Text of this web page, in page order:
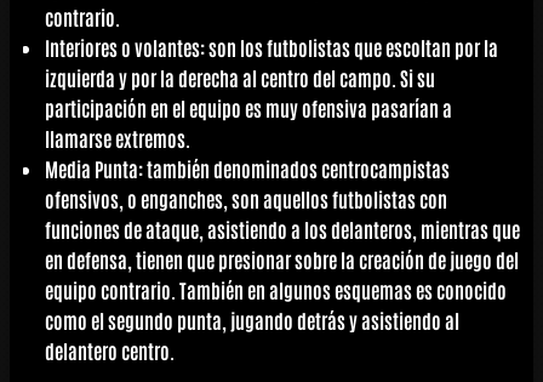
contrario.
Interioreso volantes: son los futbolistas que escoltan por la
izquierda y por la derecha al centro del campo. Si su
participación en el equipo es muy ofensiva pasarían a
llamarse extremos.
Media Punta: también denominados centrocampistas
ofensivos, o enganches, son aquellos futbolistas con
funciones de ataque, asistiendo a los delanteros, mientras que
en defensa, tienen que presionar sobre la creación de juego del
equipo contrario. También en algunos esquemas es conocido
como el segundo punta, jugando detrás y asistiendo al
delantero centro.